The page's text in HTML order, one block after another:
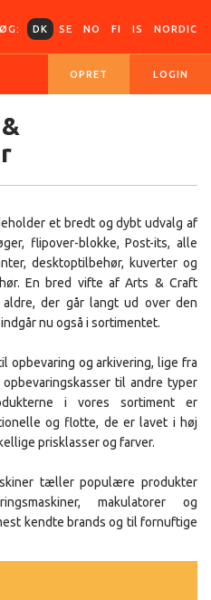
DK SE NO FI IS NORDIC
OPRET LOGIN
et bredt og dybt udvalg af
flipover-blokke, Post-its, alle
desktoptilbehør, kuverter og
En bred vifte af Arts & Craft
der går langt ud over den
nu også i sortimentet.
opbevaring og arkivering, lige fra
til andre typer
i vores sortiment er
og flotte, de er lavet i høj
prisklasser og farver.
tæller populære produkter
makulatorer og
kendte brands og til fornuftige